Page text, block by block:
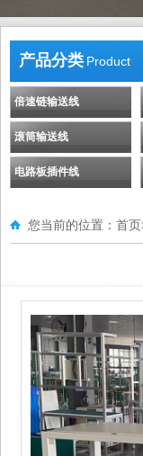
产品分类 Product
倍速链输送线
滚筒输送线
电路板插件线
您当前的位置： 首页